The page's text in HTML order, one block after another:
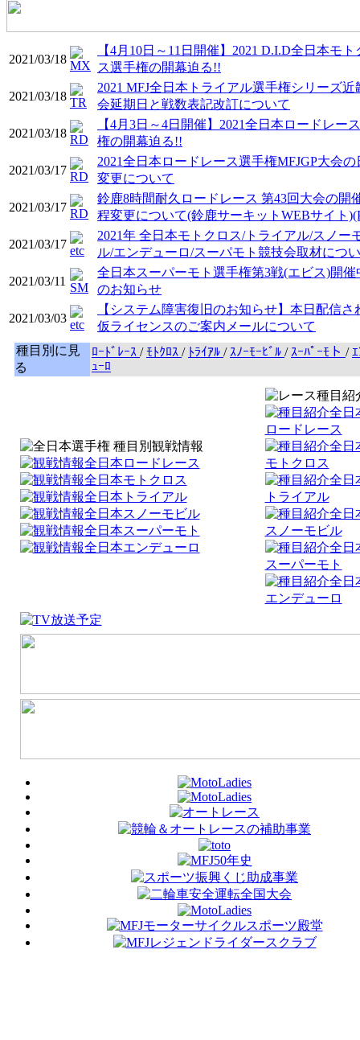
2021/03/18
【4月10日～11日開催】2021 D.I.D全日本モト
ス選手権の開幕迫る!!
2021/03/18
2021 MFJ全日本トライアル選手権シリーズ近
会延期日と戦数表記改訂について
2021/03/18
【4月3日～4日開催】2021全日本ロードレー
権の開幕迫る!!
2021/03/17
2021全日本ロードレース選手権MFJGP大会の
変更について
2021/03/17
鈴鹿8時間耐久ロードレース 第43回大会の開
程変更について(鈴鹿サーキットWEBサイト
2021/03/17
2021年 全日本モトクロス/トライアル/スノー
ル/エンデューロ/スーパモト競技会取材につ
2021/03/11
全日本スーパーモト選手権第3戦(エビス)開催
のお知らせ
2021/03/03
【システム障害復旧のお知らせ】本日配信さ
仮ライセンスのご案内メールについて
種目別に見
る
ﾛｰﾄﾞﾚｰｽ /ﾓﾄｸﾛｽ / ﾄﾗｲｱﾙ / ｽﾉｰﾓｰﾋﾞﾙ / ｽｰﾊﾟｰﾓト /
ｭｰﾛ